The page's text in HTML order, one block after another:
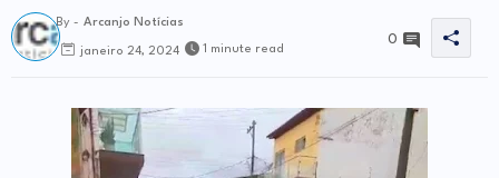
By - Arcanjo Notícias
janeiro 24, 2024 1 minute read
0